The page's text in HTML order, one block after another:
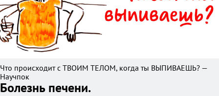
Что происходит с ТВОИМ ТЕЛОМ, когда ты ВЫПИВАЕШЬ? —
Научпок
Болезнь печени.